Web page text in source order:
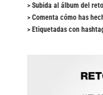
> Subida al álbum del
> Comenta cómo has
> Etiquetadas con